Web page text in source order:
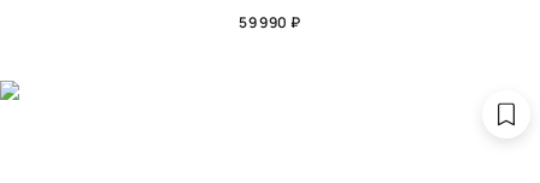
59 990 ₽